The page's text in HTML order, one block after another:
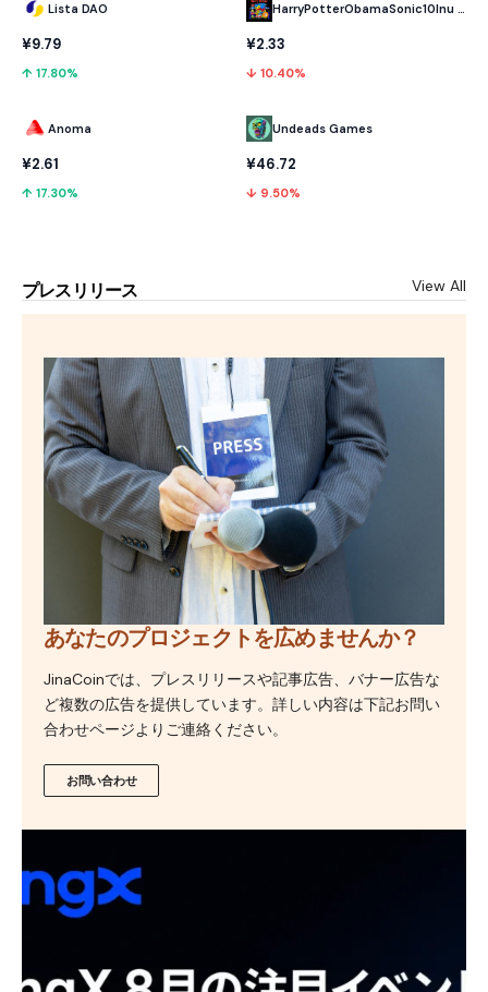
Lista DAO
¥9.79
↑ 17.80%
Anoma
¥2.61
↑ 17.30%
HarryPotterObamaSonic10Inu (ETH)
¥2.33
↓ 10.40%
Undeads Games
¥46.72
↓ 9.50%
プレスリリース View All
あなたのプロジェクトを広めませんか？
JinaCoinでは、プレスリリースや記事広告、バナー広告な
ど複数の広告を提供しています。詳しい内容は下記お問い
合わせページよりご連絡ください。
お問い合わせ